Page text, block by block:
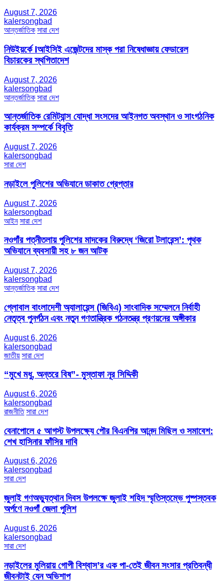
August 7, 2026
kalersongbad
আন্তর্জাতিক সারা দেশ
নিউইয়র্কে Iআইসিই এজেন্টদের মাস্ক পরা নিষেধাজ্ঞায় ফেডারেল
বিচারকের স্থগিতাদেশ
August 7, 2026
kalersongbad
আন্তর্জাতিক সারা দেশ
আন্তর্জাতিক রেমিট্যান্স যোদ্ধা সংসদের আইনগত অবস্থান ও সাংগঠনিক
কার্যক্রম সম্পর্কে বিবৃতি
August 7, 2026
kalersongbad
সারা দেশ
নড়াইলে পুলিশের অভিযানে ডাকাত গ্রেপ্তার
August 7, 2026
kalersongbad
আইন সারা দেশ
নওগাঁর পত্নীতলায় পুলিশের মাদকের বিরুদ্ধে ‘জিরো টলারেন্স’: পৃথক
অভিযানে ব্যবসায়ী সহ ৮ জন আটক
August 7, 2026
kalersongbad
আন্তর্জাতিক সারা দেশ
গ্লোবাল বাংলাদেশী অ্যালায়েন্স (জিবিএ) সাংবাদিক সম্মেলনে নির্বাহী
নেতৃত্ব পুনর্গঠন এবং নতুন গণতান্ত্রিক গঠনতন্ত্র প্রণয়নের অঙ্গীকার
August 6, 2026
kalersongbad
জাতীয় সারা দেশ
“মুখে মধু, অন্তরে বিষ”- মুস্তাফা নূর সিদ্দিকী
August 6, 2026
kalersongbad
রাজনীতি সারা দেশ
বেনাপোলে ৫ আগস্ট উপলক্ষ্যে পৌর বিএনপির আনন্দ মিছিল ও সমাবেশ:
শেখ হাসিনার ফাঁসির দাবি
August 6, 2026
kalersongbad
সারা দেশ
জুলাই গণঅভ্যুত্থান দিবস উপলক্ষে জুলাই শহিদ স্মৃতিস্তম্ভে পুষ্পস্তবক
অর্পণে নওগাঁ জেলা পুলিশ
August 6, 2026
kalersongbad
সারা দেশ
নড়াইলের মুলিয়ায় গোপী বিশ্বাস’র এক পা-তেই জীবন সংসার প্রতিবন্ধী
জীবনটাই যেন অভিশাপ